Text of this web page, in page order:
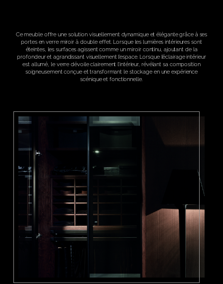
Ce meuble offre une solution visuellement dynamique et élégante grâce à ses
portes en verre miroir à double effet. Lorsque les lumières intérieures sont
éteintes, les surfaces agissent comme un miroir continu, ajoutant de la
profondeur et agrandissant visuellement l’espace. Lorsque l’éclairage intérieur
est allumé, le verre dévoile clairement l’intérieur, révélant sa composition
soigneusement conçue et transformant le stockage en une expérience
scénique et fonctionnelle.